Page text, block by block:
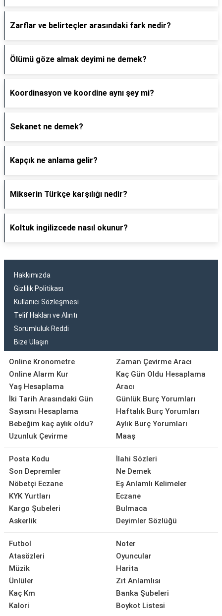
Zarflar ve belirteçler arasındaki fark nedir?
Ölümü göze almak deyimi ne demek?
Koordinasyon ve koordine aynı şey mi?
Sekanet ne demek?
Kapçık ne anlama gelir?
Mikserin Türkçe karşılığı nedir?
Koltuk ingilizcede nasıl okunur?
Hakkımızda
Gizlilik Politikası
Kullanıcı Sözleşmesi
Telif Hakları ve Alıntı
Sorumluluk Reddi
Bize Ulaşın
Online Kronometre
Online Alarm Kur
Yaş Hesaplama
İki Tarih Arasındaki Gün
Sayısını Hesaplama
Bebeğim kaç aylık oldu?
Uzunluk Çevirme
Zaman Çevirme Aracı
Kaç Gün Oldu Hesaplama
Aracı
Günlük Burç Yorumları
Haftalık Burç Yorumları
Aylık Burç Yorumları
Maaş
Posta Kodu
Son Depremler
Nöbetçi Eczane
KYK Yurtları
Kargo Şubeleri
Askerlik
İlahi Sözleri
Ne Demek
Eş Anlamlı Kelimeler
Eczane
Bulmaca
Deyimler Sözlüğü
Futbol
Atasözleri
Müzik
Ünlüler
Kaç Km
Kalori
Noter
Oyuncular
Harita
Zıt Anlamlısı
Banka Şubeleri
Boykot Listesi